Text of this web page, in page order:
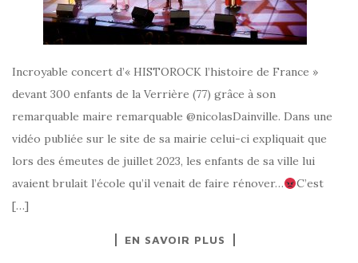
Incroyable concert d’« HISTOROCK l’histoire de France »
devant 300 enfants de la Verrière (77) grâce à son
remarquable maire remarquable @nicolasDainville. Dans une
vidéo publiée sur le site de sa mairie celui-ci expliquait que
lors des émeutes de juillet 2023, les enfants de sa ville lui
avaient brulait l’école qu’il venait de faire rénover…
C’est
[…]
EN SAVOIR PLUS